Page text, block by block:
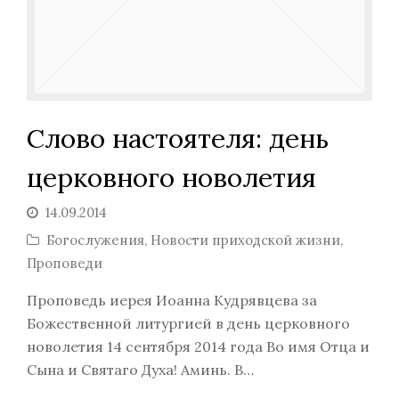
Слово настоятеля: день
церковного новолетия
14.09.2014
Богослужения, Новости приходской жизни,
Проповеди
Проповедь иерея Иоанна Кудрявцева за
Божественной литургией в день церковного
новолетия 14 сентября 2014 года Во имя Отца и
Сына и Святаго Духа! Аминь. В…